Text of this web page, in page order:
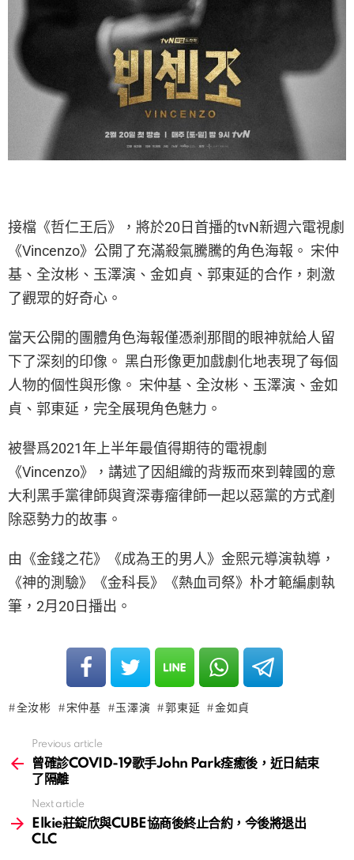
接檔《哲仁王后》，將於20日首播的tvN新週六電視劇
《Vincenzo》公開了充滿殺氣騰騰的角色海報。 宋仲
基、全汝彬、玉澤演、金如貞、郭東延的合作，刺激
了觀眾的好奇心。
當天公開的團體角色海報僅憑剎那間的眼神就給人留
下了深刻的印像。 黑白形像更加戲劇化地表現了每個
人物的個性與形像。 宋仲基、全汝彬、玉澤演、金如
貞、郭東延，完全展現角色魅力。
被譽爲2021年上半年最值得期待的電視劇
《Vincenzo》，講述了因組織的背叛而來到韓國的意
大利黑手黨律師與資深毒瘤律師一起以惡黨的方式剷
除惡勢力的故事。
由《金錢之花》《成為王的男人》金熙元導演執導，
《神的測驗》《金科長》《熱血司祭》朴才範編劇執
筆，2月20日播出。
全汝彬 宋仲基 玉澤演 郭東延 金如貞
more
Previous article
曾確診COVID-19歌手John Park痊癒後，近日結束
了隔離
Next article
Elkie莊錠欣與CUBE協商後終止合約，今後將退出
CLC